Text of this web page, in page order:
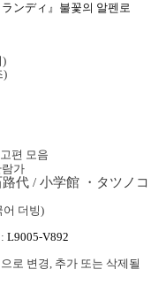
ンディ』불꽃의 알펜로
)
)
편 모음
가
路代 / 小学館 ・ タツノコ
어 더빙)
: L9005-V892
로 변경, 추가 또는 삭제될